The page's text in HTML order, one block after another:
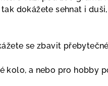
dokážete sehnat i
se zbavit
kolo, a nebo pro hobby